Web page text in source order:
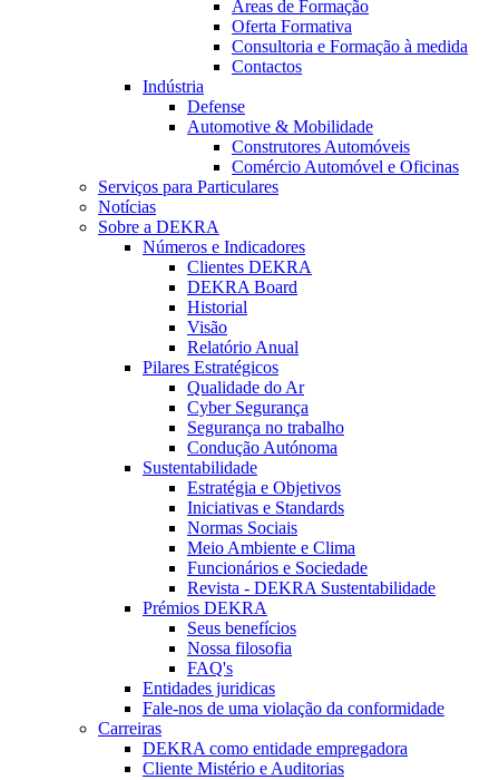
Áreas de Formação
Oferta Formativa
Consultoria e Formação à medida
Contactos
Indústria
Defense
Automotive & Mobilidade
Construtores Automóveis
Comércio Automóvel e Oficinas
Serviços para Particulares
Notícias
Sobre a DEKRA
Números e Indicadores
Clientes DEKRA
DEKRA Board
Historial
Visão
Relatório Anual
Pilares Estratégicos
Qualidade do Ar
Cyber Segurança
Segurança no trabalho
Condução Autónoma
Sustentabilidade
Estratégia e Objetivos
Iniciativas e Standards
Normas Sociais
Meio Ambiente e Clima
Funcionários e Sociedade
Revista - DEKRA Sustentabilidade
Prémios DEKRA
Seus benefícios
Nossa filosofia
FAQ's
Entidades juridicas
Fale-nos de uma violação da conformidade
Carreiras
DEKRA como entidade empregadora
Cliente Mistério e Auditorias